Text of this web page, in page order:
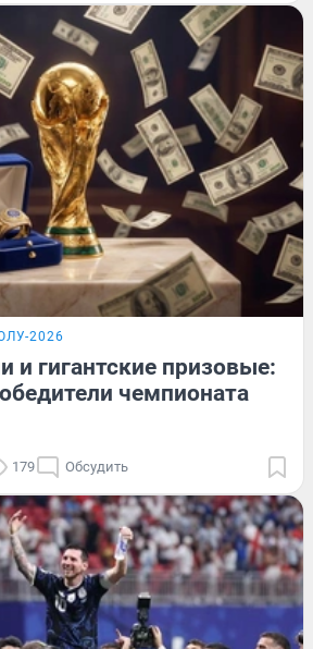
2026
и гигантские призовые:
чемпионата
179 Обсудить